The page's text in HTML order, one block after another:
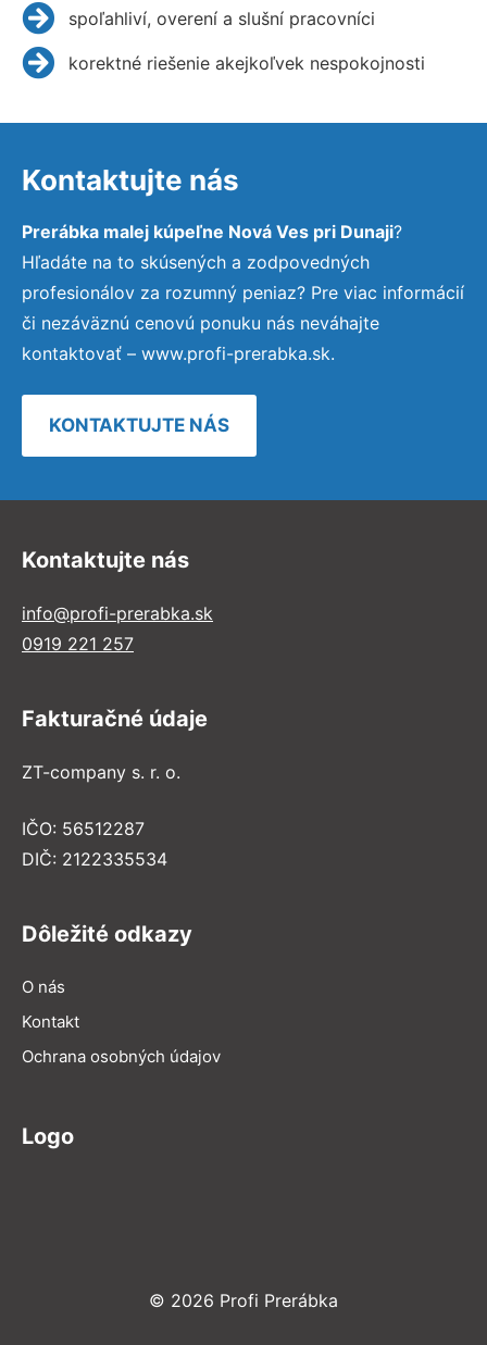
spoľahliví, overení a slušní pracovníci
korektné riešenie akejkoľvek nespokojnosti
Kontaktujte nás
Prerábka malej kúpeľne Nová Ves pri Dunaji?
Hľadáte na to skúsených a zodpovedných
profesionálov za rozumný peniaz? Pre viac informácií
či nezáväznú cenovú ponuku nás neváhajte
kontaktovať – www.profi-prerabka.sk.
KONTAKTUJTE NÁS
Kontaktujte nás
info@profi-prerabka.sk
0919 221 257
Fakturačné údaje
ZT-company s. r. o.
IČO: 56512287
DIČ: 2122335534
Dôležité odkazy
O nás
Kontakt
Ochrana osobných údajov
Logo
© 2026 Profi Prerábka